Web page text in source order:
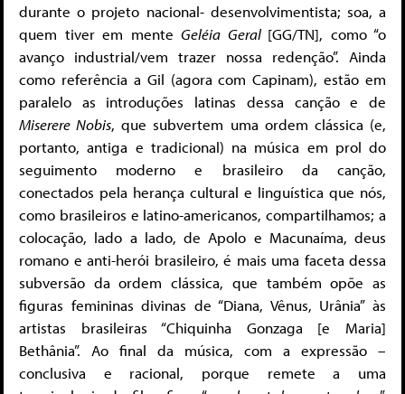
durante o projeto nacional- desenvolvimentista; soa, a
quem tiver em mente Geléia Geral [GG/TN], como “o
avanço industrial/vem trazer nossa redenção”. Ainda
como referência a Gil (agora com Capinam), estão em
paralelo as introduções latinas dessa canção e de
Miserere Nobis, que subvertem uma ordem clássica (e,
portanto, antiga e tradicional) na música em prol do
seguimento moderno e brasileiro da canção,
conectados pela herança cultural e linguística que nós,
como brasileiros e latino-americanos, compartilhamos; a
colocação, lado a lado, de Apolo e Macunaíma, deus
romano e anti-herói brasileiro, é mais uma faceta dessa
subversão da ordem clássica, que também opõe as
figuras femininas divinas de “Diana, Vênus, Urânia” às
artistas brasileiras “Chiquinha Gonzaga [e Maria]
Bethânia”. Ao final da música, com a expressão –
conclusiva e racional, porque remete a uma